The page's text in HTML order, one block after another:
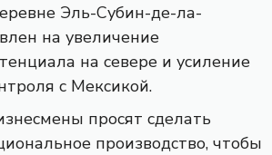
Эль-Субин-де-ла-
на увеличение
на севере и усиление
с Мексикой.
просят сделать
производство, чтобы